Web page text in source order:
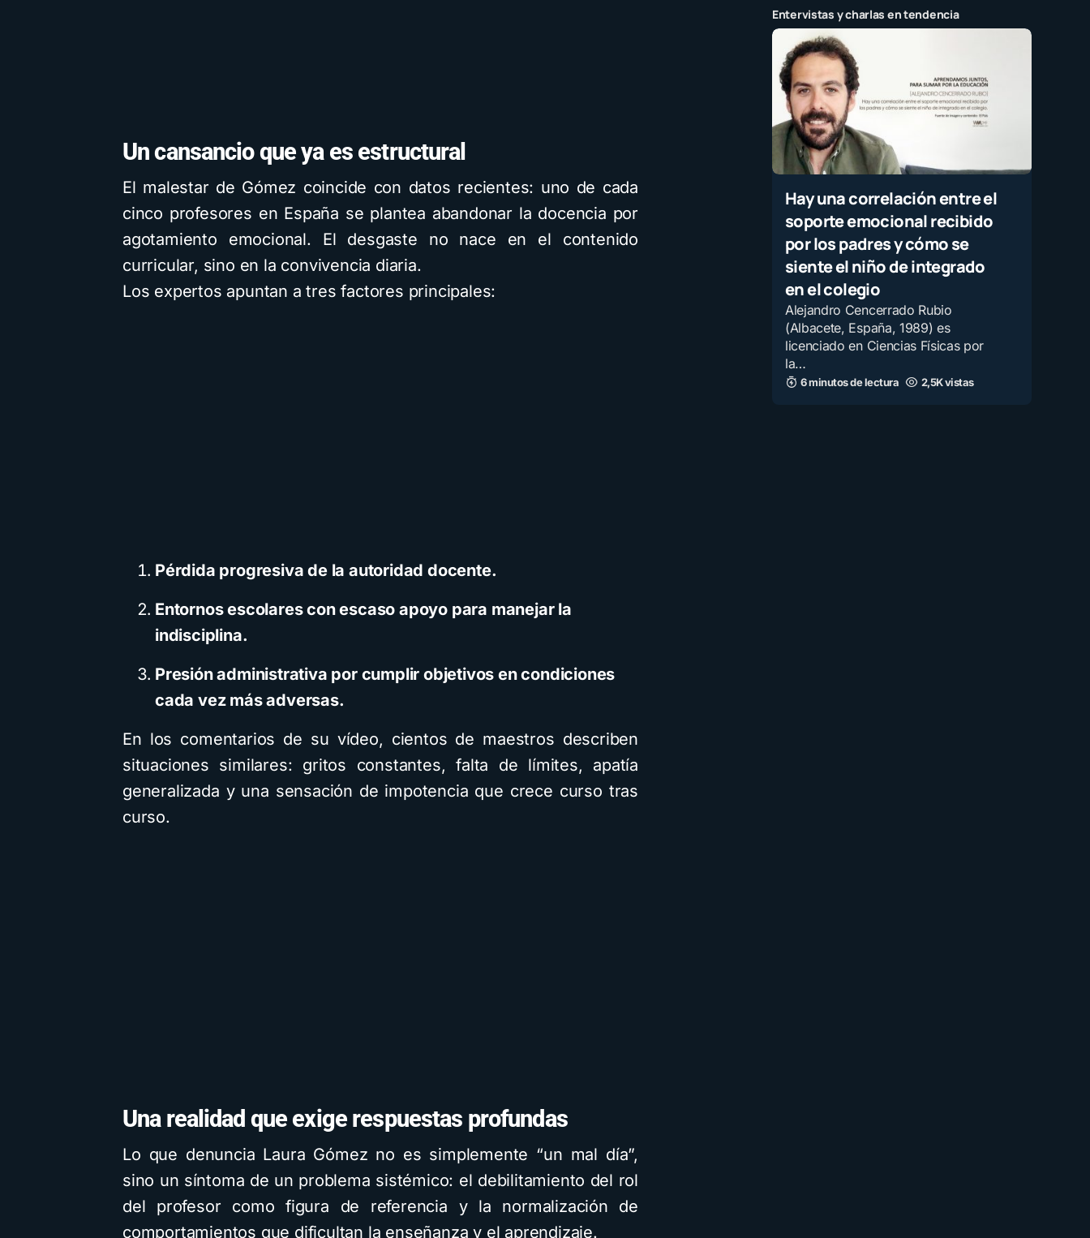
Un cansancio que ya es estructural
El malestar de Gómez coincide con datos recientes: uno de cada
cinco profesores en España se plantea abandonar la docencia por
agotamiento emocional. El desgaste no nace en el contenido
curricular, sino en la convivencia diaria.
Los expertos apuntan a tres factores principales:
Pérdida progresiva de la autoridad docente.
Entornos escolares con escaso apoyo para manejar la
indisciplina.
Presión administrativa por cumplir objetivos en condiciones
cada vez más adversas.
En los comentarios de su vídeo, cientos de maestros describen
situaciones similares: gritos constantes, falta de límites, apatía
generalizada y una sensación de impotencia que crece curso tras
curso.
Una realidad que exige respuestas profundas
Lo que denuncia Laura Gómez no es simplemente “un mal día”,
sino un síntoma de un problema sistémico: el debilitamiento del rol
del profesor como figura de referencia y la normalización de
comportamientos que dificultan la enseñanza y el aprendizaje.
Entervistas y charlas en tendencia
Hay una correlación entre el
soporte emocional recibido
por los padres y cómo se
siente el niño de integrado
en el colegio
Alejandro Cencerrado Rubio
(Albacete, España, 1989) es
licenciado en Ciencias Físicas por
la…
6 minutos de lectura 2,5K vistas